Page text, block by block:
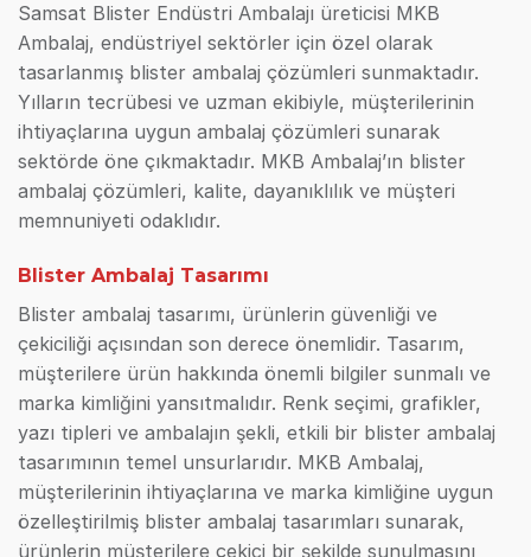
Samsat Blister Endüstri Ambalajı üreticisi MKB
Ambalaj, endüstriyel sektörler için özel olarak
tasarlanmış blister ambalaj çözümleri sunmaktadır.
Yılların tecrübesi ve uzman ekibiyle, müşterilerinin
ihtiyaçlarına uygun ambalaj çözümleri sunarak
sektörde öne çıkmaktadır. MKB Ambalaj’ın blister
ambalaj çözümleri, kalite, dayanıklılık ve müşteri
memnuniyeti odaklıdır.
Blister Ambalaj Tasarımı
Blister ambalaj tasarımı, ürünlerin güvenliği ve
çekiciliği açısından son derece önemlidir. Tasarım,
müşterilere ürün hakkında önemli bilgiler sunmalı ve
marka kimliğini yansıtmalıdır. Renk seçimi, grafikler,
yazı tipleri ve ambalajın şekli, etkili bir blister ambalaj
tasarımının temel unsurlarıdır. MKB Ambalaj,
müşterilerinin ihtiyaçlarına ve marka kimliğine uygun
özelleştirilmiş blister ambalaj tasarımları sunarak,
ürünlerin müşterilere çekici bir şekilde sunulmasını